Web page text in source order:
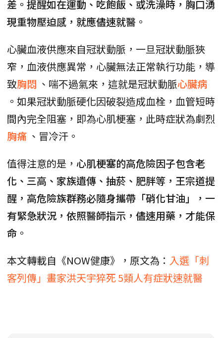
差。提醒如在運動、吃飽飯、或洗澡時，胸口湧
現重物壓迫感，就應儘速就醫 。
心臟血液供應來自冠狀動脈，一旦冠狀動脈狹
窄，血液供應異常，心臟無法正常執行功能，導
致胸悶 、喘不過氣來，這就是冠狀動脈心臟病
。如果冠狀動脈硬化因破裂造成血栓，血管短時
間內完全阻塞，即為心肌梗塞，此時症狀為劇烈
胸痛 、冒冷汗。
值得注意的是， 心肌梗塞的高危險因子包含老
化、三高、家族遺傳、抽菸、肥胖等，王宗道提
醒，高危險族群務必隨身攜帶「硝化甘油」，一
有緊急狀況，依照醫師指示，儘速用藥，才能保
命 。
本文轉載自《NOW健康》，原文為： 入選「刺
客列傳」畫家洪天宇猝死 5類人有症狀速就醫